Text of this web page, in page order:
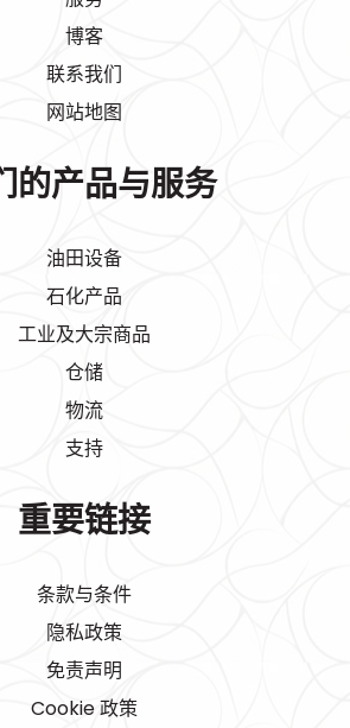
博客
联系我们
网站地图
的产品与服务
油田设备
石化产品
工业及大宗商品
仓储
物流
支持
重要链接
条款与条件
隐私政策
免责声明
Cookie 政策